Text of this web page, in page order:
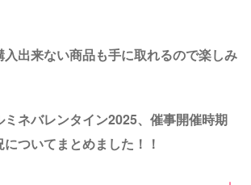
出来ない商品も手に取れるので楽しみ
ミネバレンタイン2025、催事開催時期
ついてまとめました！！